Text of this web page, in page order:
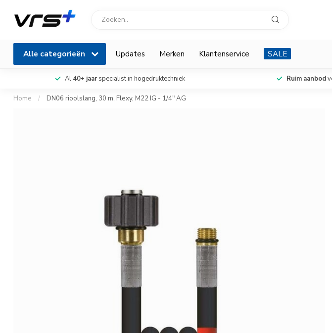
Alle categorieën Updates Merken Klantenservice SALE
Al 40+ jaarspecialist in hogedruktechniek Ruim aanbod
Home / DN06 rioolslang, 30 m, Flexy, M22 IG - 1/4" AG